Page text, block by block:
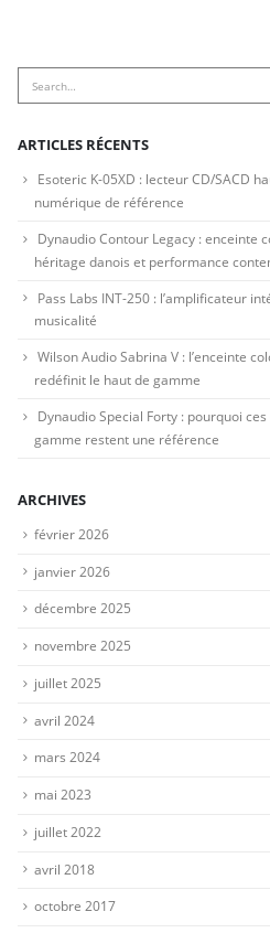
ARTICLES RÉCENTS
Esoteric K-05XD : lecteur CD/SACD
numérique de référence
Dynaudio Contour Legacy : enceinte
héritage danois et performance
Pass Labs INT-250 : l’amplificateur
musicalité
Wilson Audio Sabrina V : l’enceinte
redéfinit le haut de gamme
Dynaudio Special Forty : pourquoi
gamme restent une référence
ARCHIVES
février 2026
janvier 2026
décembre 2025
novembre 2025
juillet 2025
avril 2024
mars 2024
mai 2023
juillet 2022
avril 2018
octobre 2017